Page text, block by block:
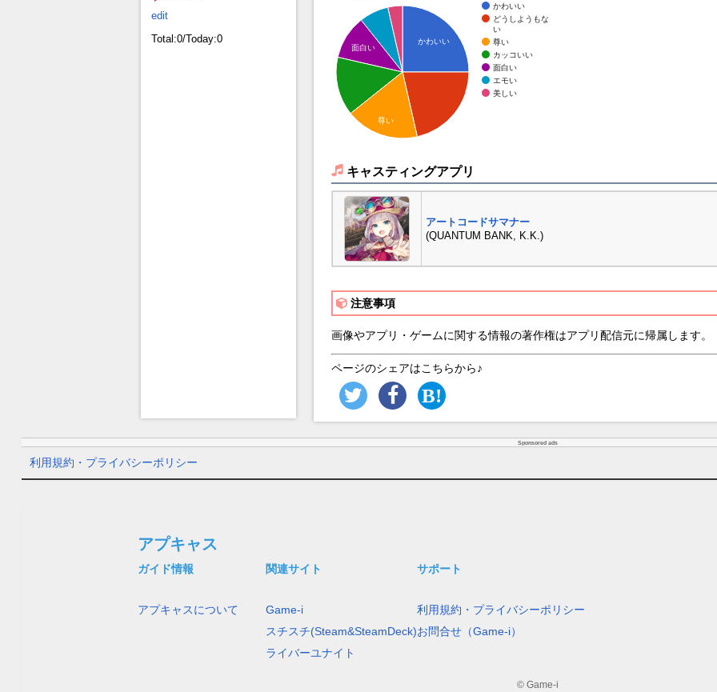
edit
Total:0/Today:0
かわいい
どうしようもな
い
尊い
カッコいい
面白い
エモい
美しい
かわいい
面白い
尊い
キャスティングアプリ
アートコードサマナー
(QUANTUM BANK, K.K.)
注意事項
画像やアプリ・ゲームに関する情報の著作権はアプリ配信元に帰属します。
ページのシェアはこちらから♪
Sponsored ads
利用規約・プライバシーポリシー
アプキャス
ガイド情報
アプキャスについて
関連サイト
Game-i
スチスチ(Steam&SteamDeck)
ライバーユナイト
サポート
利用規約・プライバシーポリシー
お問合せ（Game-i）
© Game-i